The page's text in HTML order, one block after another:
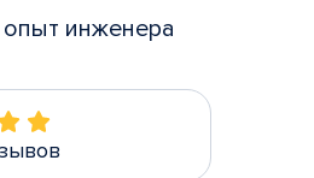
инженера